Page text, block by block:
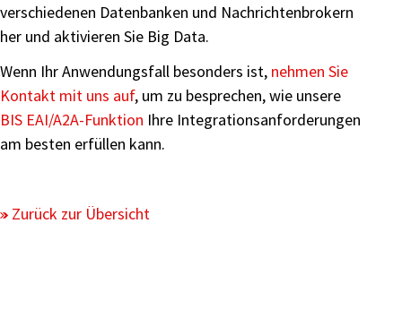
verschiedenen Datenbanken und Nachrichtenbrokern
her und aktivieren Sie Big Data.
Wenn Ihr Anwendungsfall besonders ist, nehmen Sie
Kontakt mit uns auf, um zu besprechen, wie unsere
BIS EAI/A2A-Funktion Ihre Integrationsanforderungen
am besten erfüllen kann.
Zurück zur Übersicht